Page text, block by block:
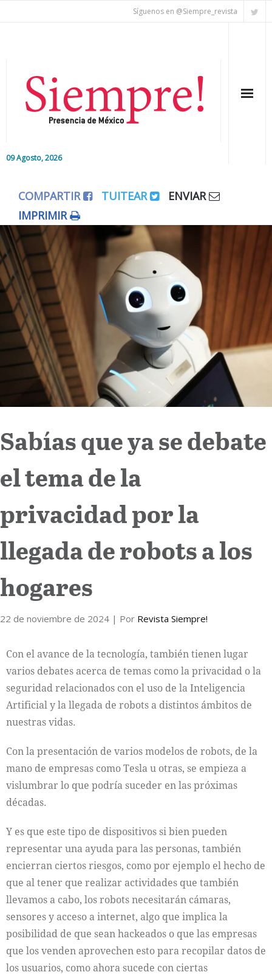
Síguenos en @Siempre_revista
09 Agosto, 2026
Editorial
Nacional
Colaboradores
Internacional
Cultura
COMPARTIR TUITEAR
ENVIAR
IMPRIMIR
Sabías que ya se debate
el tema de la
privacidad por la
llegada de robots a los
hogares
22 de noviembre de 2024 | Por Revista Siempre!
Con el avance de la tecnología, también tienen lugar
varios debates acerca de temas como la privacidad o la
seguridad relacionados con el uso de la Inteligencia
Artificial y la llegada de robots a distintos ámbitos de
nuestras vidas.
Con la presentación de varios modelos de robots, de la
mano de empresas como Tesla u otras, se empieza a
vislumbrar lo que podría suceder en las próximas
décadas.
Y es que este tipo de dispositivos si bien pueden
representar una ayuda para las personas, también
encierran ciertos riesgos, como por ejemplo el hecho de
que al tener que realizar actividades que también
llevamos a cabo, los robots necesitarán cámaras,
sensores y acceso a internet, algo que implica la
posibilidad de que sean hackeados o que las empresas
que los venden aprovechen esto para recopilar datos de
los usuarios, como ahora sucede con ciertas